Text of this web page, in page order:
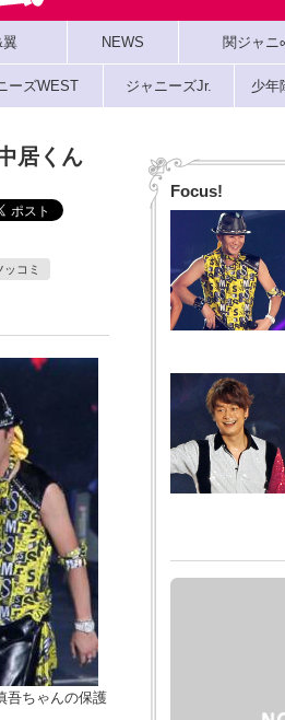
翼 NEWS 関ジャニ
ーズWEST ジャニーズJr. 少年
居くん
ッコミ
吾ちゃんの保護
Focus!